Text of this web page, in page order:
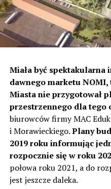
Miała być spektakularna
dawnego marketu NOMI,
Miasta nie przygotował
przestrzennego dla tego
biurowców firmy MAC
i Morawieckiego.Plany
2019 roku informując
rozpocznie się w roku
połowa roku 2021, a do
jest jeszcze daleka.